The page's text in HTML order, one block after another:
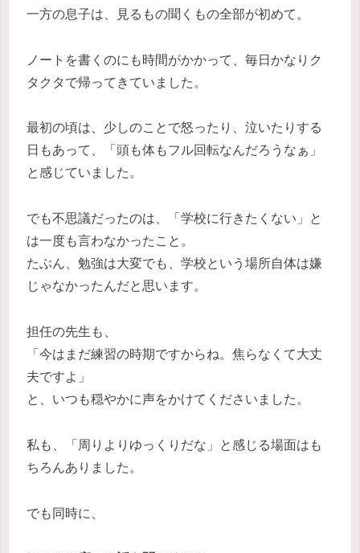
一方の息子は、見るもの聞くもの全部が初めて。
ノートを書くのにも時間がかかって、毎日かなりク
タクタで帰ってきていました。
最初の頃は、少しのことで怒ったり、泣いたりする
日もあって、「頭も体もフル回転なんだろうなぁ」
と感じていました。
でも不思議だったのは、「学校に行きたくない」と
は一度も言わなかったこと。
たぶん、勉強は大変でも、学校という場所自体は嫌
じゃなかったんだと思います。
担任の先生も、
「今はまだ練習の時期ですからね。焦らなくて大丈
夫ですよ」
と、いつも穏やかに声をかけてくださいました。
私も、「周りよりゆっくりだな」と感じる場面はも
ちろんありました。
でも同時に、